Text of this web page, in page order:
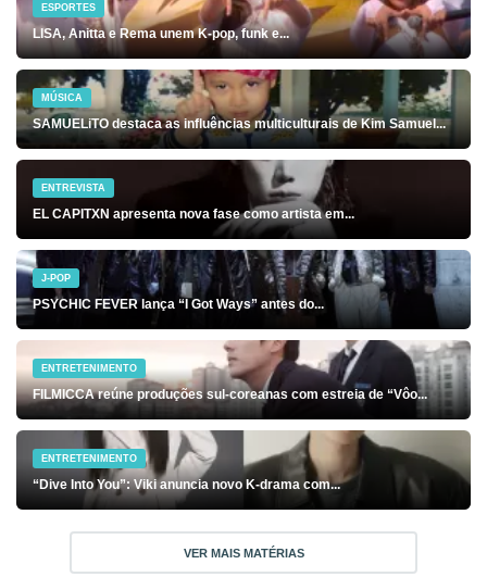
ESPORTES
LISA, Anitta e Rema unem K-pop, funk e...
MÚSICA
SAMUELiTO destaca as influências multiculturais de Kim Samuel...
ENTREVISTA
EL CAPITXN apresenta nova fase como artista em...
J-POP
PSYCHIC FEVER lança “I Got Ways” antes do...
ENTRETENIMENTO
FILMICCA reúne produções sul-coreanas com estreia de “Vôo...
ENTRETENIMENTO
“Dive Into You”: Viki anuncia novo K-drama com...
VER MAIS MATÉRIAS